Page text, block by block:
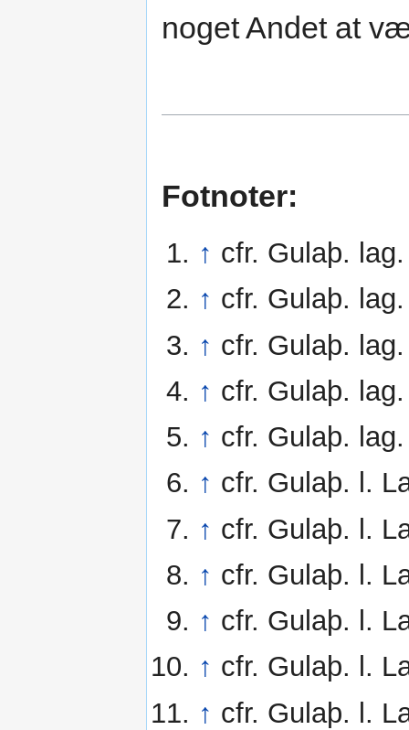
noget Andet at
Fotnoter:
↑ cfr. Gulaþ.
↑ cfr. Gulaþ.
↑ cfr. Gulaþ.
↑ cfr. Gulaþ.
↑ cfr. Gulaþ.
↑ cfr. Gulaþ. l.
↑ cfr. Gulaþ. l.
↑ cfr. Gulaþ. l.
↑ cfr. Gulaþ. l.
↑ cfr. Gulaþ. l.
↑ cfr. Gulaþ. l.